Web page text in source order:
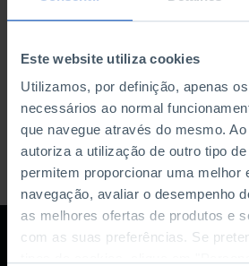
Este website utiliza cookies
Utilizamos, por definição, apenas
necessários ao normal
que navegue através do mesmo.
autoriza a utilização de outro tipo
permitem proporcionar uma melhor
navegação, avaliar o desempenho
as melhores ofertas de produtos e
com as suas preferências. Se